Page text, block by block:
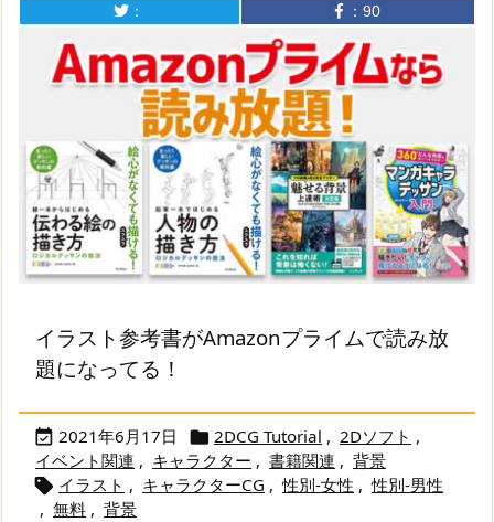
： ： 90
イラスト参考書がAmazonプライムで読み放
題になってる！
 2021年6月17日  2DCG Tutorial , 2Dソフト ,
イベント関連 , キャラクター , 書籍関連 , 背景
 イラスト , キャラクターCG , 性別-女性 , 性別-男性
, 無料 , 背景